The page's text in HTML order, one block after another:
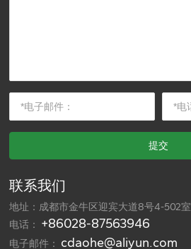
联系我们
地址：成都市金牛区迎宾大道8号4-502室
电话： +86028-87563946
电子邮件： cdaohe@aliyun.com
提交